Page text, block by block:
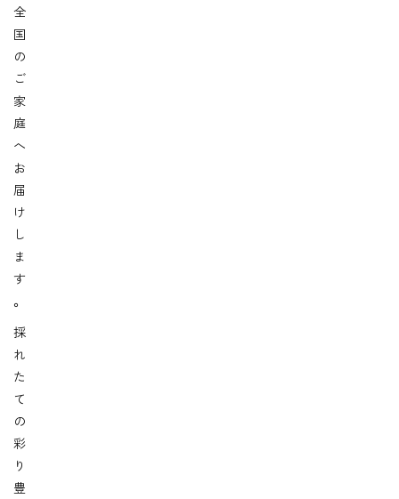
全
国
の
ご
家
庭
へ
お
届
け
し
ま
す
。
採
れ
た
て
の
彩
り
豊